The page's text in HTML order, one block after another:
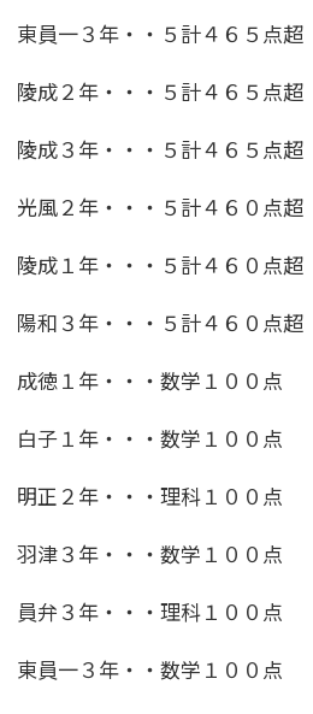
東員一３年・・５計４６５点超
陵成２年・・・５計４６５点超
陵成３年・・・５計４６５点超
光風２年・・・５計４６０点超
陵成１年・・・５計４６０点超
陽和３年・・・５計４６０点超
成徳１年・・・数学１００点
白子１年・・・数学１００点
明正２年・・・理科１００点
羽津３年・・・数学１００点
員弁３年・・・理科１００点
東員一３年・・数学１００点